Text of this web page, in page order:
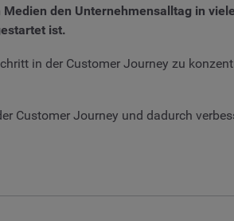
den Unternehmensalltag in
ist.
in der Customer Journey zu
Customer Journey und dadurch